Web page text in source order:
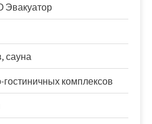
Эвакуатор
сауна
комплексов